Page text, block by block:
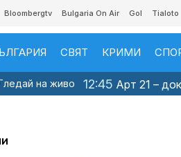
Bloombergtv Bulgaria On Air Gol Tialoto
СВЯТ КРИМИ
на живо 12:45 Арт 21 –